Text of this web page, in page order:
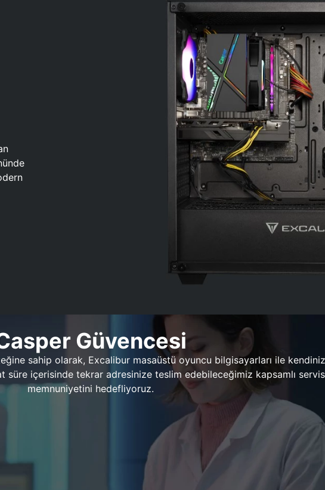
Güvencesi
sahip olarak, Excalibur masaüstü oyuncu bilgisayarları ile
süre içerisinde tekrar adresinize teslim edebileceğimiz kapsamlı
memnuniyetini hedefliyoruz.